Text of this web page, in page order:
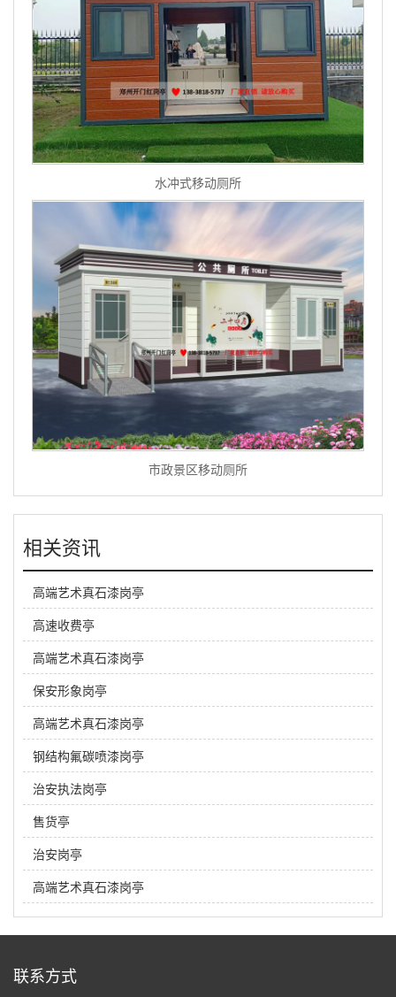
水冲式移动厕所
市政景区移动厕所
相关资讯
高端艺术真石漆岗亭
高速收费亭
高端艺术真石漆岗亭
保安形象岗亭
高端艺术真石漆岗亭
钢结构氟碳喷漆岗亭
治安执法岗亭
售货亭
治安岗亭
高端艺术真石漆岗亭
联系方式